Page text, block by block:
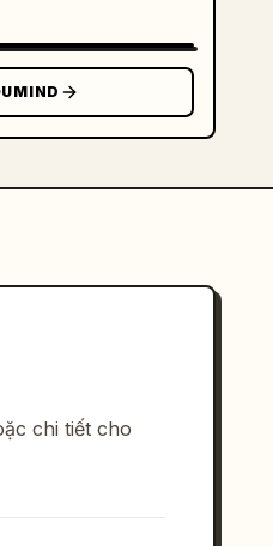
chi tiết cho